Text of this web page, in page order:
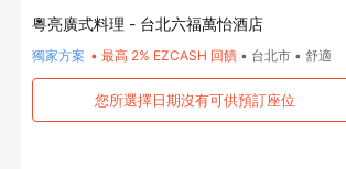
粵亮廣式料理 - 台北六福萬怡酒店
獨家方案 •最高 2% EZCASH 回饋 • 台北市 •舒適
您所選擇日期沒有可供預訂座位